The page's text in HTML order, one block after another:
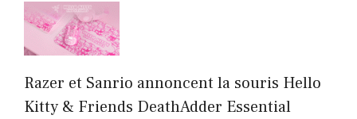
Razer et Sanrio annoncent la souris Hello
Kitty & Friends DeathAdder Essential